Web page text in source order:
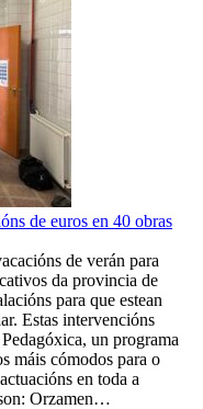
de euros en 40 obras
de verán para
da provincia de
para que estean
Estas intervencións
un programa
máis cómodos para o
en toda a
Orzamen…